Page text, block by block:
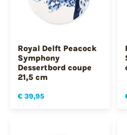
Royal Delft Peacock
Symphony
Dessertbord coupe
21,5 cm
€ 39,95